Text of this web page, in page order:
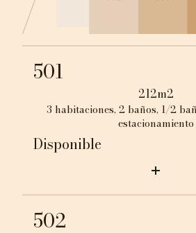
501
212m2
3 habitaciones, 2 baños, 1/2
estacionamiento
Disponible
502